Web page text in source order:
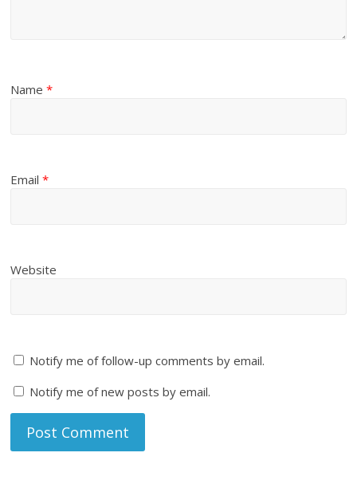
Name*
Email*
Website
Notify me of follow-up comments by email.
Notify me of new posts by email.